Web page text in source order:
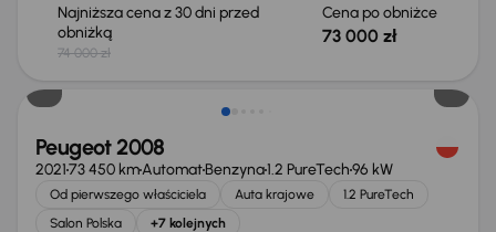
Najniższa cena z 30 dni przed
obniżką
74 000 zł
Cena po obniżce
73 000 zł
Peugeot 2008
202173 450 kmAutomatBenzyna1.2 PureTech96 kW
Od pierwszego właściciela Auta krajowe
1.2 PureTech
Salon Polska
+7 kolejnych